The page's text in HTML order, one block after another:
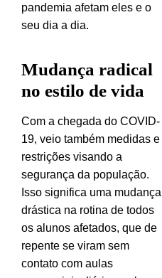
pandemia afetam eles e o
seu dia a dia.
Mudança radical
no estilo de vida
Com a chegada do COVID-
19, veio também medidas e
restrições visando a
segurança da população.
Isso significa uma mudança
drástica na rotina de todos
os alunos afetados, que de
repente se viram sem
contato com aulas